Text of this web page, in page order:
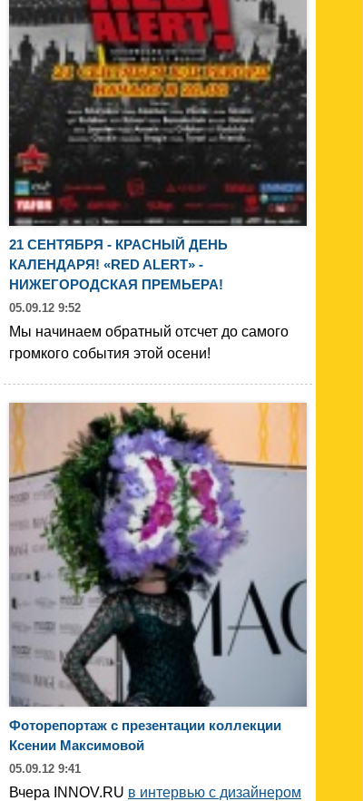
21 СЕНТЯБРЯ - КРАСНЫЙ ДЕНЬ
КАЛЕНДАРЯ! «RED ALERT» -
НИЖЕГОРОДСКАЯ ПРЕМЬЕРА!
05.09.12 9:52
Мы начинаем обратный отсчет до самого
громкого события этой осени!
Фоторепортаж с презентации коллекции
Ксении Максимовой
05.09.12 9:41
Вчера INNOV.RU в интервью с дизайнером